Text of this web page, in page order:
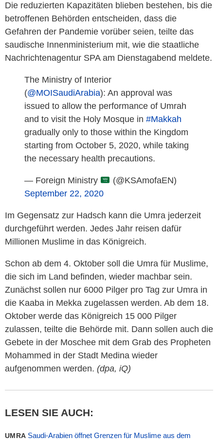
Die reduzierten Kapazitäten blieben bestehen, bis die
betroffenen Behörden entscheiden, dass die
Gefahren der Pandemie vorüber seien, teilte das
saudische Innenministerium mit, wie die staatliche
Nachrichtenagentur SPA am Dienstagabend meldete.
The Ministry of Interior
(@MOISaudiArabia): An approval was
issued to allow the performance of Umrah
and to visit the Holy Mosque in #Makkah
gradually only to those within the Kingdom
starting from October 5, 2020, while taking
the necessary health precautions.
— Foreign Ministry
(@KSAmofaEN)
September 22, 2020
Im Gegensatz zur Hadsch kann die Umra jederzeit
durchgeführt werden. Jedes Jahr reisen dafür
Millionen Muslime in das Königreich.
Schon ab dem 4. Oktober soll die Umra für Muslime,
die sich im Land befinden, wieder machbar sein.
Zunächst sollen nur 6000 Pilger pro Tag zur Umra in
die Kaaba in Mekka zugelassen werden. Ab dem 18.
Oktober werde das Königreich 15 000 Pilger
zulassen, teilte die Behörde mit. Dann sollen auch die
Gebete in der Moschee mit dem Grab des Propheten
Mohammed in der Stadt Medina wieder
aufgenommen werden. (dpa, iQ)
LESEN SIE AUCH:
UMRA Saudi-Arabien öffnet Grenzen für Muslime aus dem